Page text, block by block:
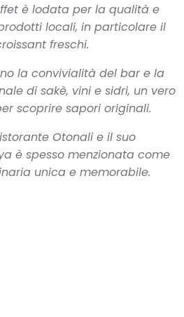
è lodata per la qualità e
locali, in particolare il
freschi.
la convivialità del bar e la
di sakè, vini e sidri, un vero
scoprire sapori originali.
Otonali e il suo
è spesso menzionata come
unica e memorabile.